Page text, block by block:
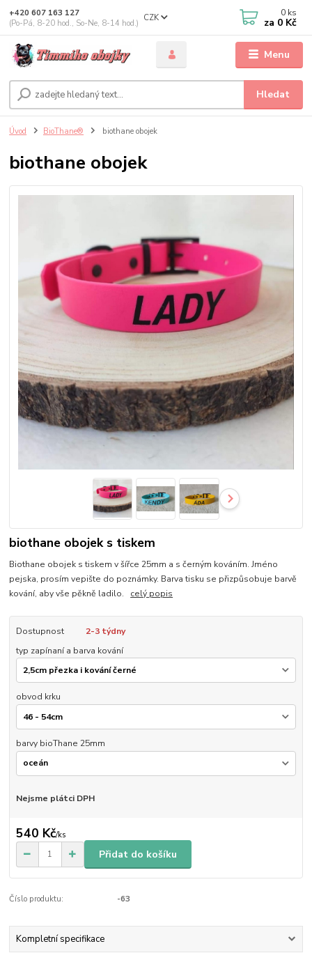
Menu
CZK
Hledat
+420 607 163 127
(Po-Pá, 8-20 hod., So-Ne, 8-14 hod.)
0 ks
za 0 Kč
Úvod BioThane® biothane obojek
biothane obojek
biothane obojek s tiskem
Biothane obojek s tiskem v šířce 25mm a s černým kováním. Jméno
pejska, prosím vepište do poznámky. Barva tisku se přizpůsobuje barvě
kování, aby vše pěkně ladilo. celý popis
Dostupnost
2-3 týdny
typ zapínaní a barva kování
obvod krku
barvy bioThane 25mm
Nejsme plátci DPH
540 Kč/ks
Přidat do košíku
Číslo produktu: -63
Kompletní specifikace